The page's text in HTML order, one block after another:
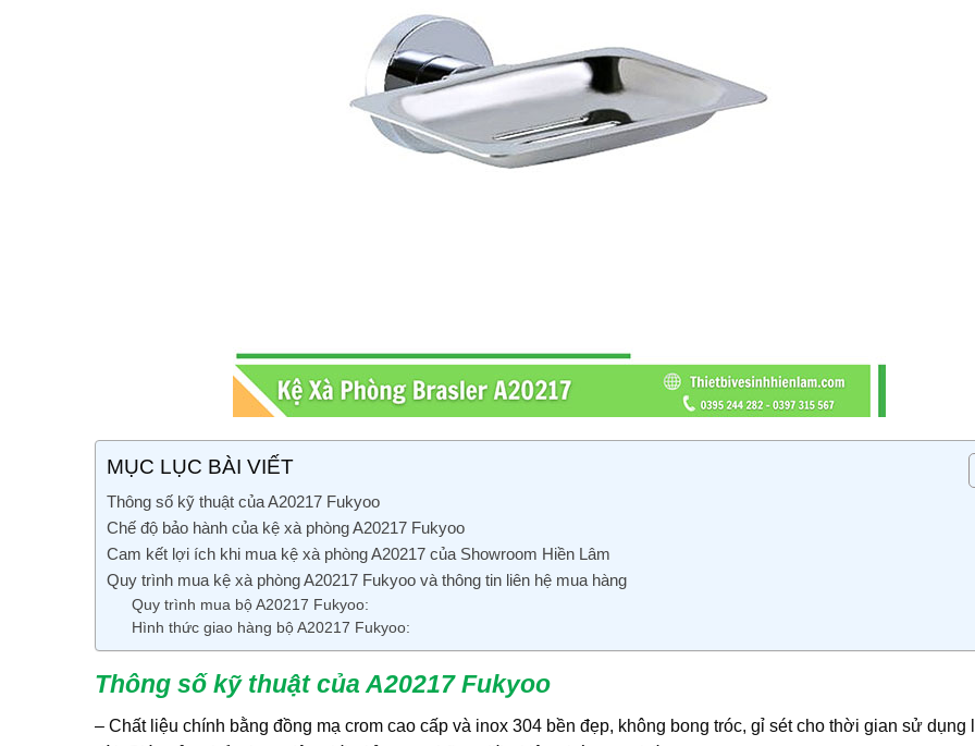
MỤC LỤC BÀI VIẾT
Thông số kỹ thuật của A20217 Fukyoo
Chế độ bảo hành của kệ xà phòng A20217 Fukyoo
Cam kết lợi ích khi mua kệ xà phòng A20217 của Showroom Hiền Lâm
Quy trình mua kệ xà phòng A20217 Fukyoo và thông tin liên hệ mua hàng
Quy trình mua bộ A20217 Fukyoo:
Hình thức giao hàng bộ A20217 Fukyoo:
Thông số kỹ thuật của A20217 Fukyoo
– Chất liệu chính bằng đồng mạ crom cao cấp và inox 304 bền đẹp, không bong tróc, gỉ sét cho thời gian sử dụng